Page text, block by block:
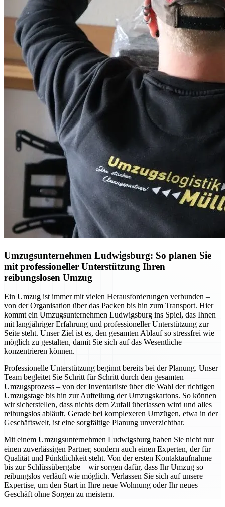
Umzugsunternehmen Ludwigsburg: So planen Sie
mit professioneller Unterstützung Ihren
reibungslosen Umzug
Ein Umzug ist immer mit vielen Herausforderungen verbunden –
von der Organisation über das Packen bis hin zum Transport. Hier
kommt ein Umzugsunternehmen Ludwigsburg ins Spiel, das Ihnen
mit langjähriger Erfahrung und professioneller Unterstützung zur
Seite steht. Unser Ziel ist es, den gesamten Ablauf so stressfrei wie
möglich zu gestalten, damit Sie sich auf das Wesentliche
konzentrieren können.
Professionelle Unterstützung beginnt bereits bei der Planung. Unser
Team begleitet Sie Schritt für Schritt durch den gesamten
Umzugsprozess – von der Inventarliste über die Wahl der richtigen
Umzugstage bis hin zur Aufteilung der Umzugskartons. So können
wir sicherstellen, dass nichts dem Zufall überlassen wird und alles
reibungslos abläuft. Gerade bei komplexeren Umzügen, etwa in der
Geschäftswelt, ist eine sorgfältige Planung unverzichtbar.
Mit einem Umzugsunternehmen Ludwigsburg haben Sie nicht nur
einen zuverlässigen Partner, sondern auch einen Experten, der für
Qualität und Pünktlichkeit steht. Von der ersten Kontaktaufnahme
bis zur Schlüssübergabe – wir sorgen dafür, dass Ihr Umzug so
reibungslos verläuft wie möglich. Verlassen Sie sich auf unsere
Expertise, um den Start in Ihre neue Wohnung oder Ihr neues
Geschäft ohne Sorgen zu meistern.